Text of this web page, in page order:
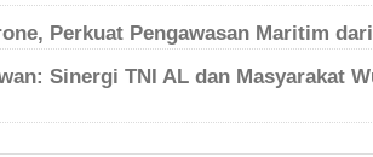
Perkuat Pengawasan Maritim
Sinergi TNI AL dan Masyarakat